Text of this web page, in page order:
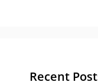
Recent